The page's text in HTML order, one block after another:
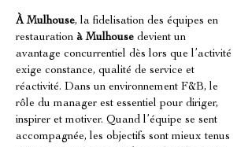
À Mulhouse, la fidelisation des équipes en
restauration à Mulhouse devient un
avantage concurrentiel dès lors que l’activité
exige constance, qualité de service et
réactivité. Dans un environnement F&B, le
rôle du manager est essentiel pour diriger,
inspirer et motiver. Quand l’équipe se sent
accompagnée, les objectifs sont mieux tenus